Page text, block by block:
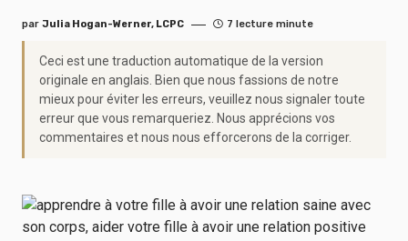
par Julia Hogan-Werner, LCPC 7 lecture minute
Ceci est une traduction automatique de la version
originale en anglais. Bien que nous fassions de notre
mieux pour éviter les erreurs, veuillez nous signaler toute
erreur que vous remarqueriez. Nous apprécions vos
commentaires et nous nous efforcerons de la corriger.